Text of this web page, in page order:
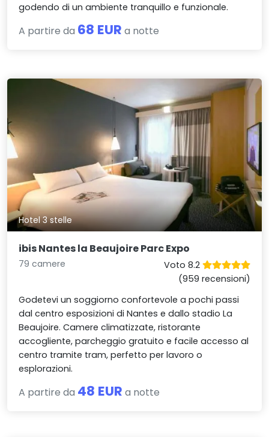
godendo di un ambiente tranquillo e funzionale.
A partire da 68 EUR a notte
Hotel 3 stelle
ibis Nantes la Beaujoire Parc Expo
79 camere
Voto 8.2
(959 recensioni)
Godetevi un soggiorno confortevole a pochi passi
dal centro esposizioni di Nantes e dallo stadio La
Beaujoire. Camere climatizzate, ristorante
accogliente, parcheggio gratuito e facile accesso al
centro tramite tram, perfetto per lavoro o
esplorazioni.
A partire da 48 EUR a notte